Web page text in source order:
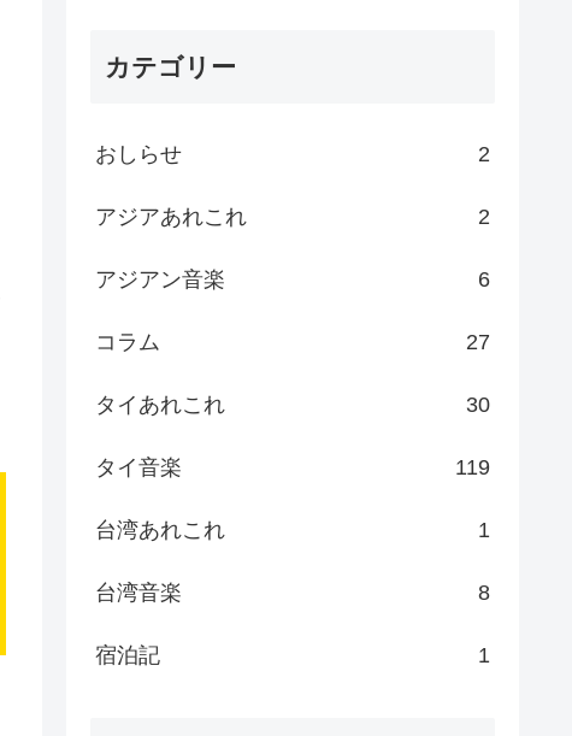
カテゴリー
おしらせ 2
アジアあれこれ 2
アジアン音楽 6
コラム 27
タイあれこれ 30
タイ音楽 119
台湾あれこれ 1
台湾音楽 8
宿泊記 1